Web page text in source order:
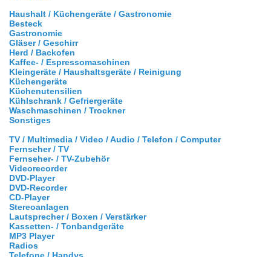
Haushalt / Küchengeräte / Gastronomie
Besteck
Gastronomie
Gläser / Geschirr
Herd / Backofen
Kaffee- / Espressomaschinen
Kleingeräte / Haushaltsgeräte / Reinigung
Küchengeräte
Küchenutensilien
Kühlschrank / Gefriergeräte
Waschmaschinen / Trockner
Sonstiges
TV / Multimedia / Video / Audio / Telefon / Computer
Fernseher / TV
Fernseher- / TV-Zubehör
Videorecorder
DVD-Player
DVD-Recorder
CD-Player
Stereoanlagen
Lautsprecher / Boxen / Verstärker
Kassetten- / Tonbandgeräte
MP3 Player
Radios
Telefone / Handys